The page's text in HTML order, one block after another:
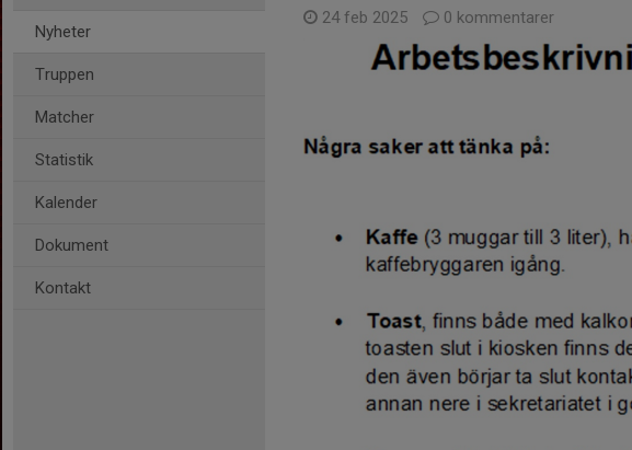
Nyheter
Truppen
Matcher
Statistik
Kalender
Dokument
Kontakt
24 feb 2025 0 kommentarer